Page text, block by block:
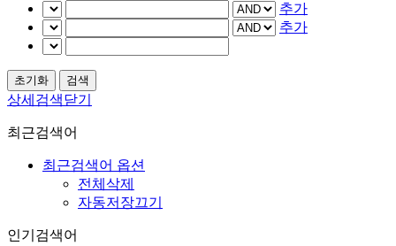
추가
추가
상세검색닫기
최근검색어
최근검색어 옵션
전체삭제
자동저장끄기
인기검색어